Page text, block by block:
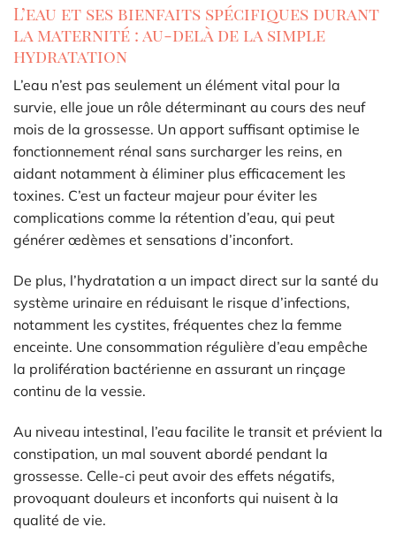
L’eau et ses bienfaits spécifiques durant
la maternité : au-delà de la simple
hydratation
L’eau n’est pas seulement un élément vital pour la
survie, elle joue un rôle déterminant au cours des neuf
mois de la grossesse. Un apport suffisant optimise le
fonctionnement rénal sans surcharger les reins, en
aidant notamment à éliminer plus efficacement les
toxines. C’est un facteur majeur pour éviter les
complications comme la rétention d’eau, qui peut
générer œdèmes et sensations d’inconfort.
De plus, l’hydratation a un impact direct sur la santé du
système urinaire en réduisant le risque d’infections,
notamment les cystites, fréquentes chez la femme
enceinte. Une consommation régulière d’eau empêche
la prolifération bactérienne en assurant un rinçage
continu de la vessie.
Au niveau intestinal, l’eau facilite le transit et prévient la
constipation, un mal souvent abordé pendant la
grossesse. Celle-ci peut avoir des effets négatifs,
provoquant douleurs et inconforts qui nuisent à la
qualité de vie.